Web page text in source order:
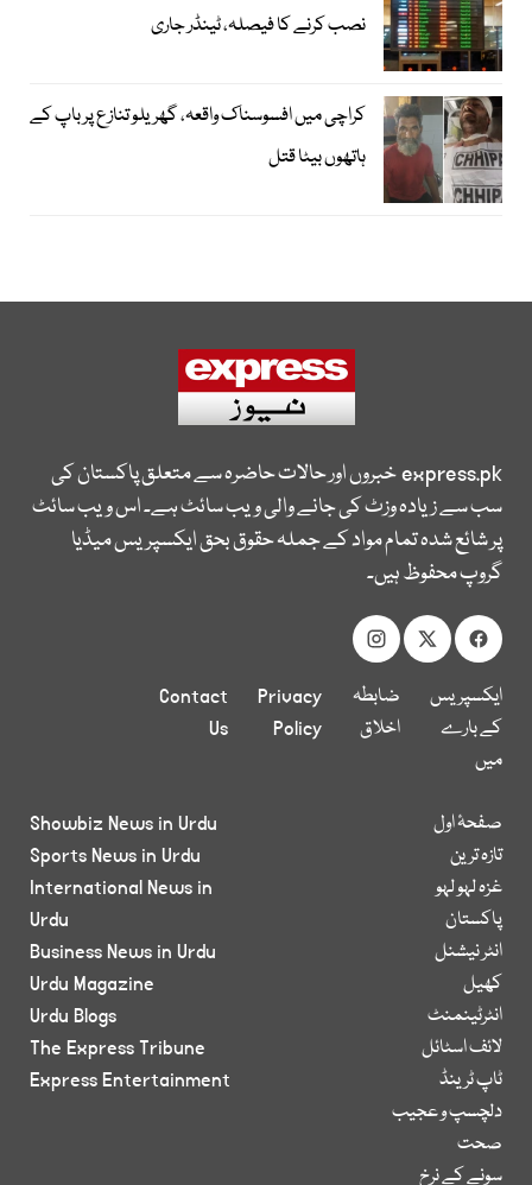
نصب کرنے کا فیصلہ، ٹینڈر جاری
کراچی میں افسوسناک واقعہ، گھریلو تنازع پر باپ کے
ہاتھوں بیٹا قتل
express.pkخبروں اور حالات حاضرہ سے متعلق پاکستان کی
سب سے زیادہ وزٹ کی جانے والی ویب سائٹ ہے۔ اس ویب سائٹ
پر شائع شدہ تمام مواد کے جملہ حقوق بحق ایکسپریس میڈیا
گروپ محفوظ ہیں۔
ایکسپریس
کے بارے
میں
ضابطہ
اخلاق
Privacy
Policy
Contact
Us
صفحۂ اول
تازہ ترین
غزہ لہو لہو
پاکستان
انٹر نیشنل
کھیل
انٹرٹینمنٹ
لائف اسٹائل
ٹاپ ٹرینڈ
دلچسپ و عجیب
صحت
سونے کے نرخ
Showbiz News in Urdu
Sports News in Urdu
International News in
Urdu
Business News in Urdu
Urdu Magazine
Urdu Blogs
The Express Tribune
Express Entertainment